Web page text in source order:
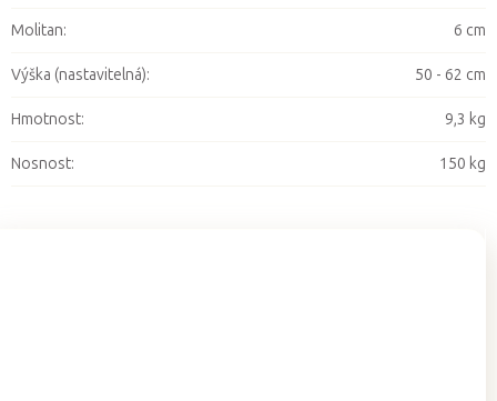
Molitan: 6 cm
Výška (nastavitelná): 50 - 62 cm
Hmotnost: 9,3 kg
Nosnost: 150 kg